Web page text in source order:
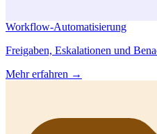
Workflow-Automatisierung
Freigaben, Eskalationen und
Mehr erfahren →